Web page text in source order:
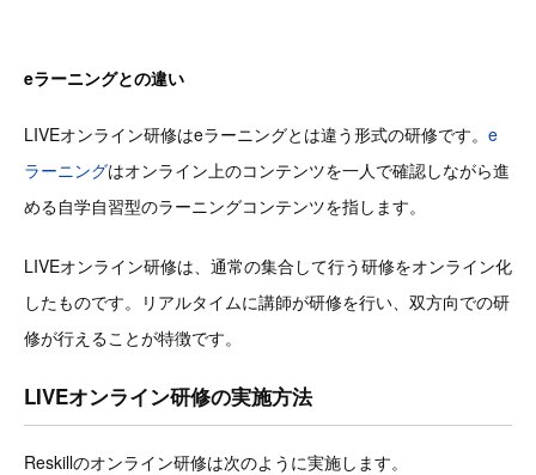
eラーニングとの違い
LIVEオンライン研修はeラーニングとは違う形式の研修です。 e
ラーニングはオンライン上のコンテンツを一人で確認しながら進
める自学自習型のラーニングコンテンツを指します。
LIVEオンライン研修は、通常の集合して行う研修をオンライン化
したものです。リアルタイムに講師が研修を行い、双方向での研
修が行えることが特徴です。
LIVEオンライン研修の実施方法
Reskillのオンライン研修は次のように実施します。